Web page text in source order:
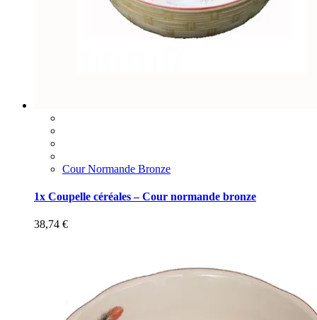
Cour Normande Bronze
1x Coupelle céréales – Cour normande bronze
38,74 €